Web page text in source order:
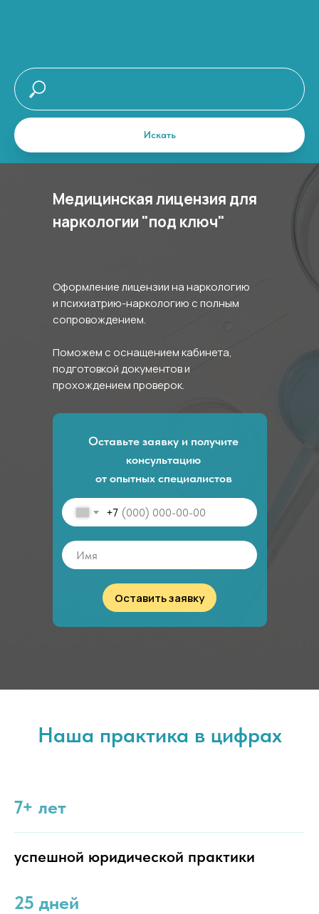
Искать
Медицинская лицензия для
наркологии "под ключ"
Оформление лицензии на наркологию
и психиатрию-наркологию с полным
сопровождением.
Поможем с оснащением кабинета,
подготовкой документов и
прохождением проверок.
Оставьте заявку и получите
консультацию
от опытных специалистов
+7
Оставить заявку
Наша практика в цифрах
7+ лет
успешной юридической практики
25 дней